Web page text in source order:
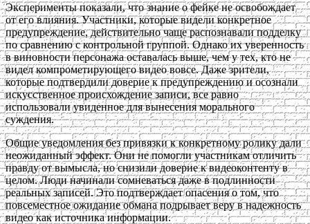
Эксперименты показали, что знание о фейке не освобождает
от его влияния. Участники, которые видели конкретное
предупреждение, действительно чаще распознавали подделку
по сравнению с контрольной группой. Однако их уверенность
в виновности персонажа оставалась выше, чем у тех, кто не
видел компрометирующего видео вовсе. Даже зрители,
которые подтвердили доверие к предупреждению и осознали
искусственное происхождение записи, все равно
использовали увиденное для вынесения морального
суждения.
Общие уведомления без привязки к конкретному ролику дали
неожиданный эффект. Они не помогли участникам отличить
правду от вымысла, но снизили доверие к видеоконтенту в
целом. Люди начинали сомневаться даже в подлинности
реальных записей. Это подтверждает опасения о том, что
повсеместное ожидание обмана подрывает веру в надежность
видео как источника информации.